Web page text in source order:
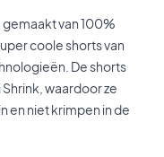
van 100%
coole shorts van
De shorts
waardoor ze
en niet krimpen in de